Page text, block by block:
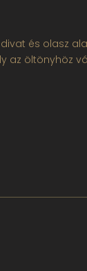
és olasz
az öltönyhöz